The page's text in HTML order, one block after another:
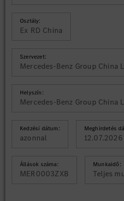
Osztály:
Ex RD China
Szervezet:
Mercedes-Benz Group China
Helyszín:
Mercedes-Benz Group China
Kedzési dátum:
azonnal
Meghirdetés
12.07.2026
Állások száma:
MER0003ZXB
Munkaidő:
Teljes